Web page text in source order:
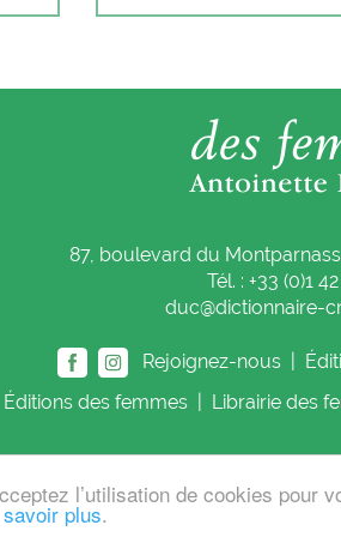
l’utilisation de cookies pour
savoir plus.
87, boulevard du
Tél. : +33 (0)1
duc@dictionnaire-
Rejoignez-nous |
Éditions des femmes Librairie des
Fouque